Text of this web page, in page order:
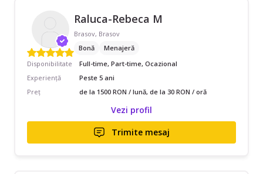
Raluca-Rebeca M
Brasov, Brasov
Bonă
Menajeră
Disponibilitate
Full-time, Part-time, Ocazional
Experiență
Peste 5 ani
Preț
de la 1500 RON / lună, de la 30 RON / oră
Vezi profil
Trimite mesaj